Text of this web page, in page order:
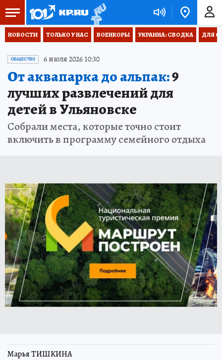
НОВОСТИ ТОЛЬКО У НАС ВОЕНКОРЫ УКРАИНА: СВОДКА ДЛЯ
ОБЩЕСТВО 6 июля 2026 10:30
От аквапарка до альпак:9
лучших развлечений для
детей в Ульяновске
Собрали места, которые точно стоит
включить в программу семейного отдыха
Марья ТИШКИНА